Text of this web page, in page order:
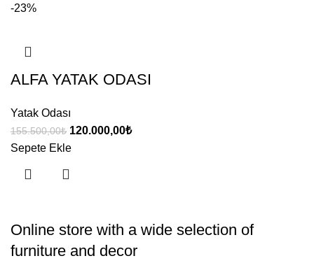
-23%
ALFA YATAK ODASI
Yatak Odası
155.500,00₺ Orijinal
fiyat:
120.000,00₺Şu
Sepete Ekle
Online store with a wide selection of
furniture and decor